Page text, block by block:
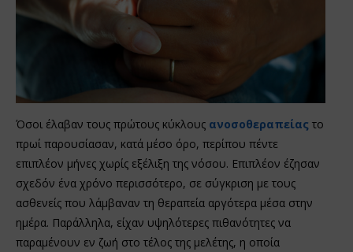
Όσοι έλαβαν τους πρώτους κύκλους ανοσοθεραπείας το
πρωί παρουσίασαν, κατά μέσο όρο, περίπου πέντε
επιπλέον μήνες χωρίς εξέλιξη της νόσου. Επιπλέον έζησαν
σχεδόν ένα χρόνο περισσότερο, σε σύγκριση με τους
ασθενείς που λάμβαναν τη θεραπεία αργότερα μέσα στην
ημέρα. Παράλληλα, είχαν υψηλότερες πιθανότητες να
παραμένουν εν ζωή στο τέλος της μελέτης, η οποία